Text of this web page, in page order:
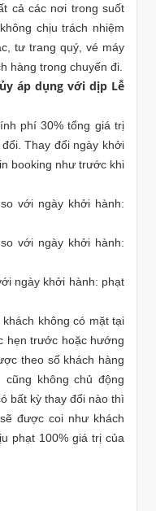
cả các nơi trong suốt
chịu trách nhiệm
tư trang quý, vé máy
hàng trong chuyến đi.
áp dụng với dịp Lễ
phí 30% tổng giá trị
Thay đổi ngày khởi
booking như trước khi
với ngày khởi hành:
với ngày khởi hành:
ngày khởi hành: phạt
không có mặt tại
hẹn trước hoặc hướng
theo số khách hàng
không chủ động
bất kỳ thay đổi nào thì
được coi như khách
phạt 100% giá trị của